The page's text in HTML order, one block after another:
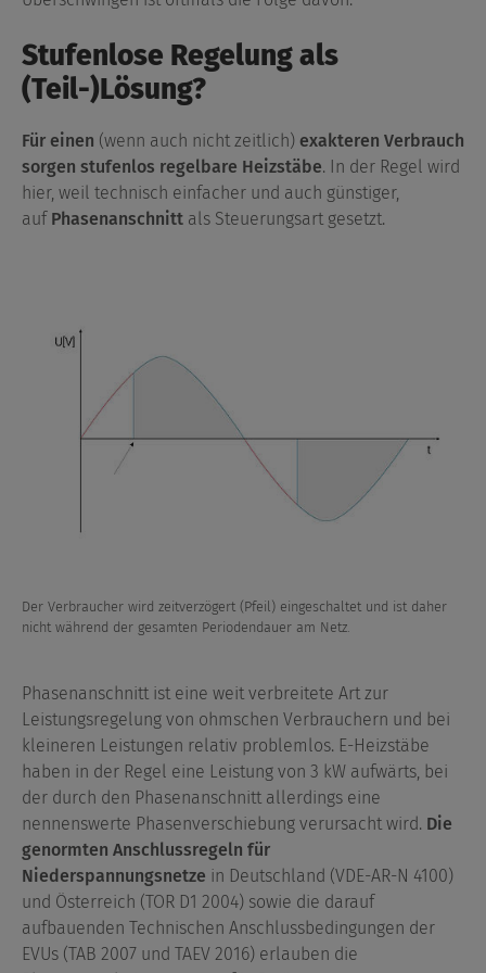
Stufenlose Regelung als
(Teil-)Lösung?
Für einen (wenn auch nicht zeitlich) exakteren Verbrauch
sorgen stufenlos regelbare Heizstäbe. In der Regel wird
hier, weil technisch einfacher und auch günstiger,
auf Phasenanschnitt als Steuerungsart gesetzt.
Der Verbraucher wird zeitverzögert (Pfeil) eingeschaltet und ist daher
nicht während der gesamten Periodendauer am Netz.
Phasenanschnitt ist eine weit verbreitete Art zur
Leistungsregelung von ohmschen Verbrauchern und bei
kleineren Leistungen relativ problemlos. E-Heizstäbe
haben in der Regel eine Leistung von 3 kW aufwärts, bei
der durch den Phasenanschnitt allerdings eine
nennenswerte Phasenverschiebung verursacht wird. Die
genormten Anschlussregeln für
Niederspannungsnetze in Deutschland (VDE-AR-N 4100)
und Österreich (TOR D1 2004) sowie die darauf
aufbauenden Technischen Anschlussbedingungen der
EVUs (TAB 2007 und TAEV 2016) erlauben die